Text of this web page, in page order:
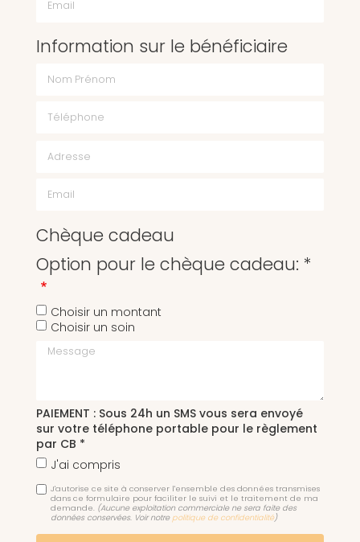
Information sur le bénéficiaire
Chèque cadeau
Option pour le chèque cadeau: *
Choisir un montant
Choisir un soin
Message
PAIEMENT : Sous 24h un SMS vous sera envoyé
sur votre téléphone portable pour le règlement
par CB *
J'ai compris
J'autorise ce site à conserver l'ensemble des données transmises
dans ce formulaire pour faciliter le suivi et le traitement de ma
demande. (Aucune exploitation commerciale ne sera faite des
données conservées. Voir notre politique de confidentialité)